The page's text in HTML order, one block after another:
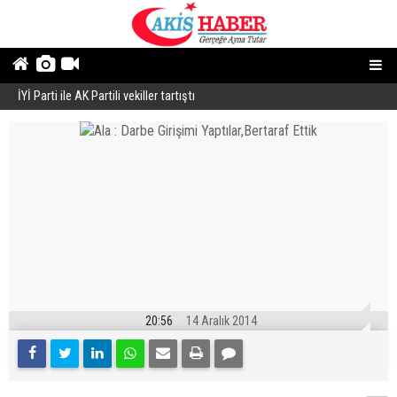
İYİ Parti ile AK Partili vekiller tartıştı
20:56 14 Aralık 2014